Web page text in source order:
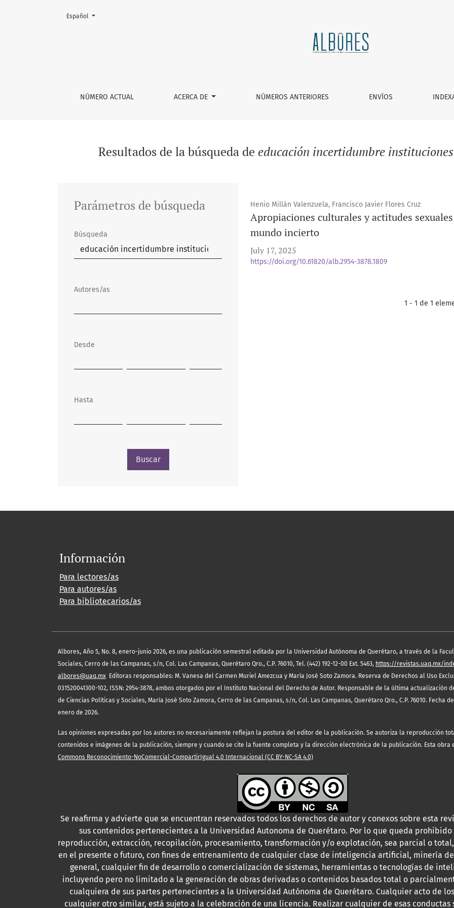
Buscar
NÚMERO ACTUAL ACERCA DE NÚMEROS ANTERIORES ENVÍOS
Cambiar el idioma. El actual es:
Español
Resultados de la búsqueda de educación incertidumbre
Henio Millán Valenzuela, Francisco Javier Flores Cruz
Apropiaciones culturales y actitudes
mundo incierto
July 17, 2025
https://doi.org/10.61820/alb.2954-3878.1809
1 - 1 de 1
Parámetros de búsqueda
Búsqueda
Autores/as
Desde
Hasta
Buscar
Información
Para lectores/as
Para autores/as
Para bibliotecarios/as
Albores, Año 5, No. 8, enero-junio 2026, es una publicación semestral editada por la Universidad Autónoma de Querétaro, a través de la
Sociales, Cerro de las Campanas, s/n, Col. Las Campanas, Querétaro Qro., C.P. 76010, Tel. (442) 192-12-00 Ext. 5463, https://revistas.uaq.mx/
albores@uaq.mx Editoras responsables: M. Vanesa del Carmen Muriel Amezcua y María José Soto Zamora. Reserva de Derechos al Uso
031520041300-102, ISSN: 2954-3878, ambos otorgados por el Instituto Nacional del Derecho de Autor. Responsable de la última actualización
de Ciencias Políticas y Sociales, María José Soto Zamora, Cerro de las Campanas, s/n, Col. Las Campanas, Querétaro Qro., C.P. 76010. Fecha
enero de 2026.
Las opiniones expresadas por los autores no necesariamente reflejan la postura del editor de la publicación. Se autoriza la reproducción
contenidos e imágenes de la publicación, siempre y cuando se cite la fuente completa y la dirección electrónica de la publicación. Esta obra
Commons Reconocimiento-NoComercial-CompartirIgual 4.0 Internacional (CC BY-NC-SA 4.0)
Se reafirma y advierte que se encuentran reservados todos los derechos de autor y conexos sobre esta
sus contenidos pertenecientes a la Universidad Autonoma de Querétaro. Por lo que queda
reproducción, extracción, recopilación, procesamiento, transformación y/o explotación, sea parcial o
en el presente o futuro, con fines de entrenamiento de cualquier clase de inteligencia artificial, minería
general, cualquier fin de desarrollo o comercialización de sistemas, herramientas o tecnologías de
incluyendo pero no limitado a la generación de obras derivadas o contenidos basados total o
cualquiera de sus partes pertenecientes a la Universidad Autónoma de Querétaro. Cualquier acto de
cualquier otro similar, está sujeto a la celebración de una licencia. Realizar cualquier de esas